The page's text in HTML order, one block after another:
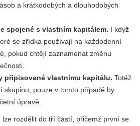
a krátkodobých a dlouhodobých
spojené s vlastním kapitálem. I když
se zřídka používají na každodenní
pokud chtějí zaznamenat změnu
připisované vlastnímu kapitálu. Totéž
skupinu, pouze v tomto případě by
úpravě.
rozdělit do tří částí, přičemž první se